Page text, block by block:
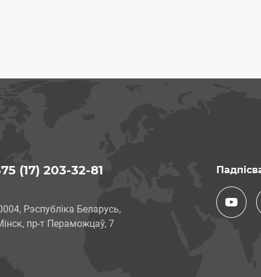
(17) 203-32-81
Рэспубліка Беларусь,
пр-т Пераможцаў, 7